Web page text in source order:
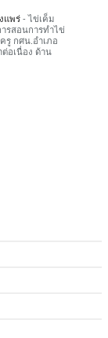
แพร่ -ไข่เค็ม
รสอนการทำไข่
รู กศน.อำเภอ
ต่อเนื่อง ด้าน